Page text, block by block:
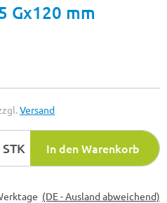
Gx120 mm
Versand
STK In den Warenkorb
(DE - Ausland abweichend)